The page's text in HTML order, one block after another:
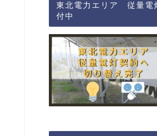
東北電力エリア 従量電
付中